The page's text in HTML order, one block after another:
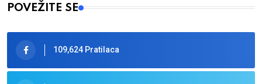
POVEŽITE SE
109,624 Pratilaca